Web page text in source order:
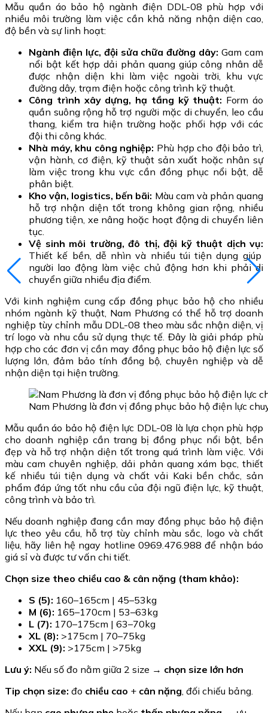
Mẫu quần áo bảo hộ ngành điện DDL-08 phù hợp với
nhiều môi trường làm việc cần khả năng nhận diện cao,
độ bền và sự linh hoạt:
Ngành điện lực, đội sửa chữa đường dây: Gam cam
nổi bật kết hợp dải phản quang giúp công nhân dễ
được nhận diện khi làm việc ngoài trời, khu vực
đường dây, trạm điện hoặc công trình kỹ thuật.
Công trình xây dựng, hạ tầng kỹ thuật: Form áo
quần suông rộng hỗ trợ người mặc di chuyển, leo cầu
thang, kiểm tra hiện trường hoặc phối hợp với các
đội thi công khác.
Nhà máy, khu công nghiệp: Phù hợp cho đội bảo trì,
vận hành, cơ điện, kỹ thuật sản xuất hoặc nhân sự
làm việc trong khu vực cần đồng phục nổi bật, dễ
phân biệt.
Kho vận, logistics, bến bãi: Màu cam và phản quang
hỗ trợ nhận diện tốt trong không gian rộng, nhiều
phương tiện, xe nâng hoặc hoạt động di chuyển liên
tục.
Vệ sinh môi trường, đô thị, đội kỹ thuật dịch vụ:
Thiết kế bền, dễ nhìn và nhiều túi tiện dụng giúp
người lao động làm việc chủ động hơn khi phải di
chuyển giữa nhiều địa điểm.
Với kinh nghiệm cung cấp đồng phục bảo hộ cho nhiều
nhóm ngành kỹ thuật, Nam Phương có thể hỗ trợ doanh
nghiệp tùy chỉnh mẫu DDL-08 theo màu sắc nhận diện, vị
trí logo và nhu cầu sử dụng thực tế. Đây là giải pháp phù
hợp cho các đơn vị cần may đồng phục bảo hộ điện lực số
lượng lớn, đảm bảo tính đồng bộ, chuyên nghiệp và dễ
nhận diện tại hiện trường.
Nam Phương là đơn vị đồng phục bảo hộ điện lực
Mẫu quần áo bảo hộ điện lực DDL-08 là lựa chọn phù hợp
cho doanh nghiệp cần trang bị đồng phục nổi bật, bền
đẹp và hỗ trợ nhận diện tốt trong quá trình làm việc. Với
màu cam chuyên nghiệp, dải phản quang xám bạc, thiết
kế nhiều túi tiện dụng và chất vải Kaki bền chắc, sản
phẩm đáp ứng tốt nhu cầu của đội ngũ điện lực, kỹ thuật,
công trình và bảo trì.
Nếu doanh nghiệp đang cần may đồng phục bảo hộ điện
lực theo yêu cầu, hỗ trợ tùy chỉnh màu sắc, logo và chất
liệu, hãy liên hệ ngay hotline 0969.476.988 để nhận báo
giá sỉ và được tư vấn chi tiết.
Chọn size theo chiều cao & cân nặng (tham khảo):
S (5): 160–165cm | 45–53kg
M (6): 165–170cm | 53–63kg
L (7): 170–175cm | 63–70kg
XL (8): >175cm | 70–75kg
XXL (9): >175cm | >75kg
Lưu ý: Nếu số đo nằm giữa 2 size → chọn size lớn hơn
Tip chọn size: đo chiều cao + cân nặng, đối chiếu bảng.